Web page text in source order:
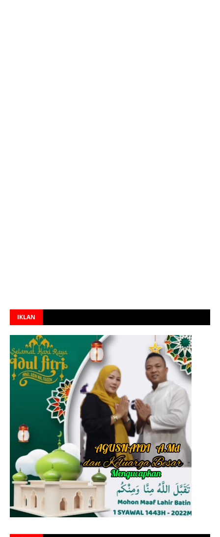
IKLAN